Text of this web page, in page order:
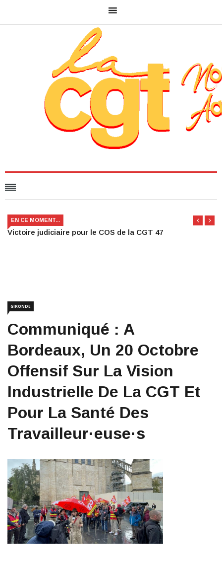
EN CE MOMENT...
Victoire judiciaire pour le COS de la CGT 47
GIRONDE
Communiqué : A
Bordeaux, Un 20 Octobre
Offensif Sur La Vision
Industrielle De La CGT Et
Pour La Santé Des
Travailleur·euse·s